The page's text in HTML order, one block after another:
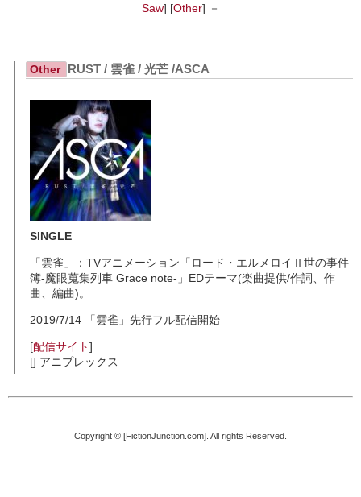
Saw] [Other] －
Other RUST / 雲雀 / 光芒 /ASCA
SINGLE
「雲雀」：TVアニメーション「ロード・エルメロイⅡ世の事件
簿-魔眼蒐集列車 Grace note-」EDテーマ(楽曲提供/作詞、作
曲、編曲)。
2019/7/14 「雲雀」先行フル配信開始
[配信サイト]
[] アニプレックス
Copyright © [FictionJunction.com]. All rights Reserved.